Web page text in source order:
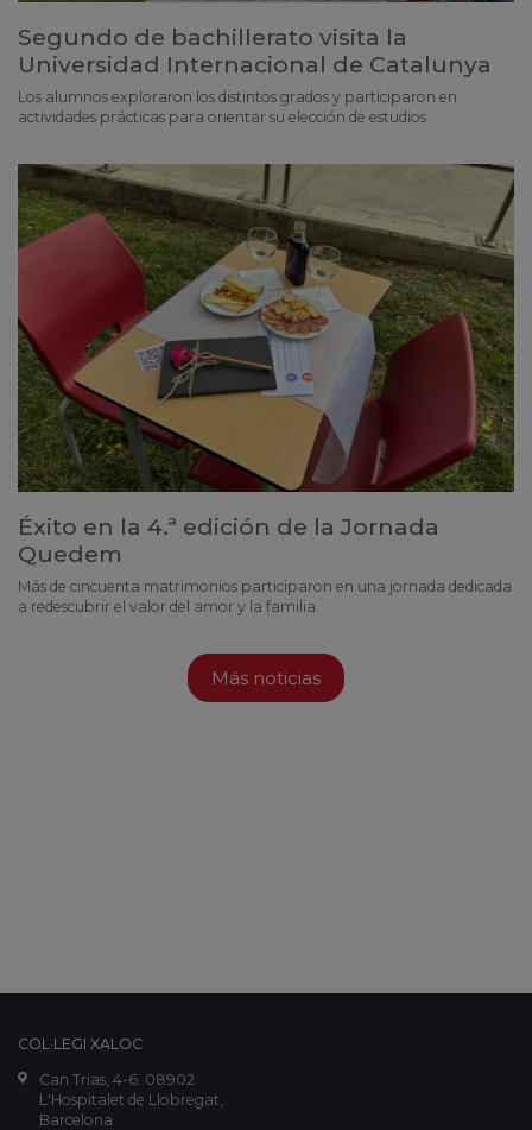
Segundo de bachillerato visita la
Universidad Internacional de Catalunya
Los alumnos exploraron los distintos grados y participaron en
actividades prácticas para orientar su elección de estudios
Éxito en la 4.ª edición de la Jornada
Quedem
Más de cincuenta matrimonios participaron en una jornada dedicada
a redescubrir el valor del amor y la familia.
Más noticias
COL·LEGI XALOC
Can Trias, 4-6. 08902
L'Hospitalet de Llobregat,
Barcelona